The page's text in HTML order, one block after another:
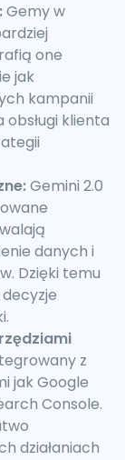
Gemy w
one
jak
kampanii
klienta
Gemini 2.0
danych i
Dzięki temu
z
jak Google
Console.
działaniach